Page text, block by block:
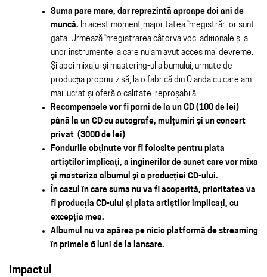
Suma pare mare, dar reprezintă aproape doi ani de
muncă. În acest moment,majoritatea înregistrărilor sunt
gata. Urmează înregistrarea câtorva voci adiționale și a
unor instrumente la care nu am avut acces mai devreme.
Și apoi mixajul și mastering-ul albumului, urmate de
producția propriu-zisă, la o fabrică din Olanda cu care am
mai lucrat și oferă o calitate ireproșabilă.
Recompensele vor fi porni de la un CD (100 de lei)
până la un CD cu autografe, mulțumiri și un concert
privat (3000 de lei)
Fondurile obținute vor fi folosite pentru plata
artiștilor implicați, a inginerilor de sunet care vor mixa
și masteriza albumul și a producției CD-ului.
În cazul în care suma nu va fi acoperită, prioritatea va
fi producția CD-ului și plata artiștilor implicați, cu
excepția mea.
Albumul nu va apărea pe nicio platformă de streaming
în primele 6 luni de la lansare.
Impactul